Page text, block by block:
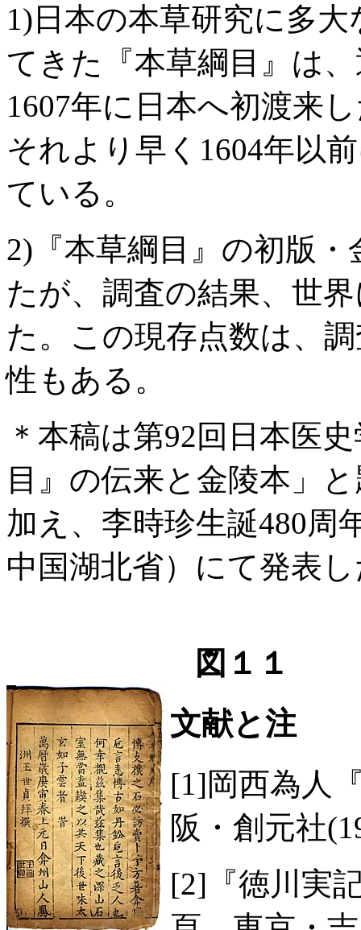
1)日本の本草研究に多
てきた『本草綱目』は
1607年に日本へ初渡来
それより早く1604年以
ている。
2)『本草綱目』の初版
たが、調査の結果、世
た。この現存点数は、
性もある。
＊本稿は第92回日本医
目』の伝来と金陵本」
加え、李時珍生誕480周
中国湖北省）にて発表
図１１
文献と注
[1]岡西為人
阪・創元社
[2]『徳川実